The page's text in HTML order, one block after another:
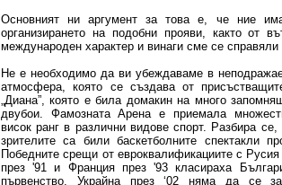
Основният ни аргумент за това е, че ние
организирането на подобни прояви, както от
международен характер и винаги сме се справяли
Не е необходимо да ви убеждаваме в
атмосфера, която се създава от
„Диана”, която е била домакин на много
двубои. Фамозната Арена е приемала
висок ранг в различни видове спорт. Разбира
зрителите са били баскетболните спектакли
Победните срещи от евроквалификациите с
през '91 и Франция през '93 класираха
първенство. Украйна през ‘02 няма да се